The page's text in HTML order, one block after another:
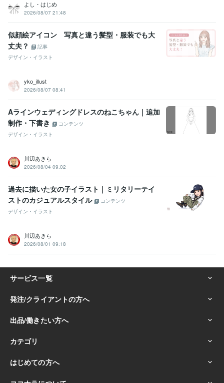
よし・はじめ
2026/08/07 21:48
似顔絵アイコン 写真と違う髪型・服装でも大
丈夫？
記事
デザイン・イラスト
yko_illust
2026/08/07 08:41
Aラインウェディングドレスのねこちゃん｜追加
制作・下書き
コンテンツ
デザイン・イラスト
川辺あきら
2026/08/04 09:02
過去に描いた女の子イラスト｜ミリタリーテイ
ストのカジュアルスタイル
コンテンツ
デザイン・イラスト
川辺あきら
2026/08/01 09:18